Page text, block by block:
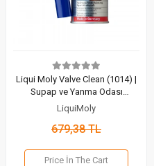
Liqui Moly Valve Clean (1014) |
Supap ve Yanma Odası
Temizliğinde Alman Teknolojisi
(150 ml)
LiquiMoly
679,38 TL
Price İn The Cart